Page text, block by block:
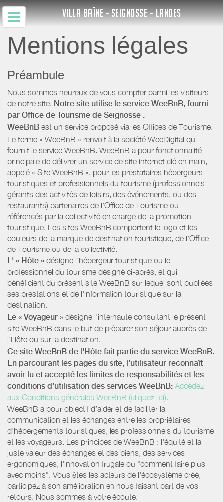
VILLA BAÏNE - SEIGNOSSE - LANDES
Mentions légales
Préambule
Nous sommes heureux de vous compter parmi les visiteurs
de notre site. Notre site utilise le service WeeBnB, fourni
par Office de Tourisme de Seignosse .
WeeBnB est un service proposé via les Offices de Tourisme.
Le terme « WeeBnB » renvoit à la société WeeDigital qui
fournit le service WeeBnB. WeeBnB a pour fonctionnalité
principale de délivrer un service de site internet clé en main,
appelé « Site WeeBnB », pour les prestataires hébergeurs
touristiques et professionnels du tourisme (professionnels
gérants des activités de loisirs, des événements, ou des
restaurants) partenaires de l’Office de Tourisme ou
référencés par la collectivité en charge de la promotion
touristique. Les sites WeeBnB comportent le logo et les
couleurs de la marque de destination touristique, de l’Office
de Tourisme ou de la collectivité.
L' « Hôte » désigne l'hébergeur touristique ou le
professionnel du tourisme désigné ci-après, et qui
bénéficient du présent site WeeBnB sur lequel sont publiées
ses prestations et de l'information touristique sur la
destination.
Le « Voyageur » désigne l'internaute consultant le présent
site WeeBnB dans le but de préparer son séjour auprès de
l'Hôte ou sur la destination.
Ce site WeeBnB de l'Hôte fait partie du service WeeBnB.
En parcourant les pages du site, l’utilisateur reconnaît
avoir lu et accepté les limites de responsabilités et les
conditions d’utilisation des services WeeBnB: Accédez
aux Conditions générales WeeBnB (cliquez-ici).
WeeBnB a pour objectif d’aider et de faciliter la
communication et les échanges entre les propriétaires
d'hébergements touristiques, les professionnels du tourisme
et les voyageurs. Les principes de WeeBnB : l'équité et la
juste valeur des échanges et des biens, des services
ergonomiques, l'innovation frugale ou "comment faire plus
avec moins". Vous êtes les acteurs de l'écosystème créé,
participez à son amélioration en nous faisant part de vos
retours. Nous sommes à votre écoute.